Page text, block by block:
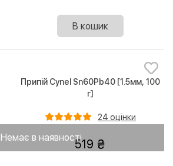
В кошик
Немає в наявності
Припій Cynel Sn60Pb40 [1.5мм, 100
г]
24 оцінки
519